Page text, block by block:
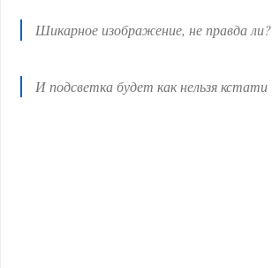
Шикарное изображение, не правда ли?
И подсветка будет как нельзя кстати